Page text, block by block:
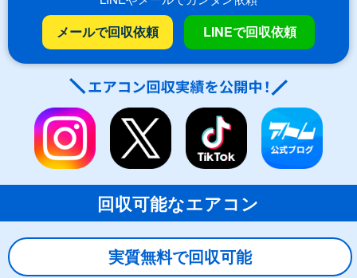
メールで回収依頼 LINEで回収依頼
回収可能なエアコン
実質無料で回収可能